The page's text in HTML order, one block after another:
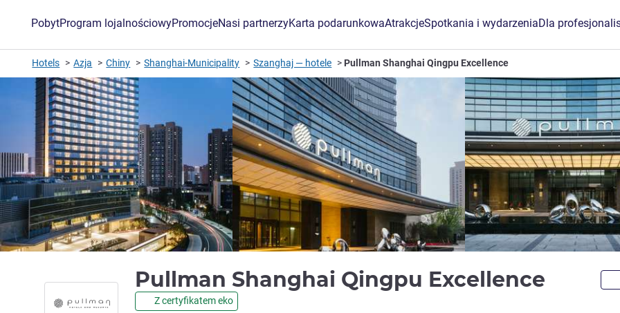
PobytProgram lojalnościowyPromocjeNasi partnerzyKarta podarunkowaAtrakcjeSpotkania i wydarzeniaDla
Hotels Azja Chiny Shanghai-Municipality Szanghaj — hotele Pullman Shanghai Qingpu Excellence
Pullman Shanghai Qingpu Excellence 5
Z certyfikatem eko